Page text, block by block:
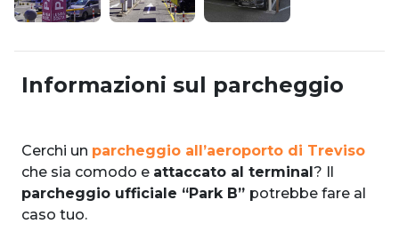
Informazioni sul parcheggio
Cerchi un parcheggio all’aeroporto di Treviso
che sia comodo e attaccato al terminal? Il
parcheggio ufficiale “Park B” potrebbe fare al
caso tuo.